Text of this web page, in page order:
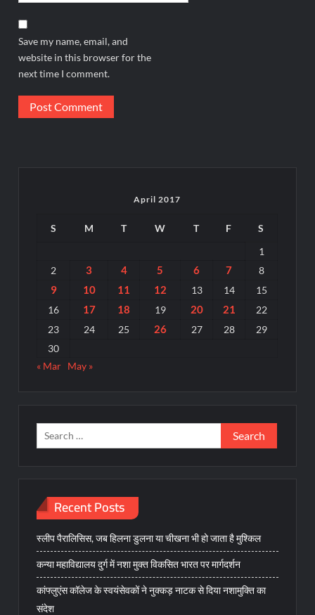
Save my name, email, and
website in this browser for the
next time I comment.
April 2017
S M T W T F
S
1
2
3 4 5 6 7 8
9 10 11 12 13 14
15
16
17 18 19 20 21
22
23
24 25 26 27 28
29
30
« Mar May »
Search
for:
Recent Posts
स्लीप पैरालिसिस, जब हिलना डुलना या चीखना भी हो जाता है मुश्किल
कन्या महाविद्यालय दुर्ग में नशा मुक्त विकसित भारत पर मार्गदर्शन
कांफ्लुएंस कॉलेज के स्वयंसेवकों ने नुक्कड़ नाटक से दिया नशामुक्ति का
संदेश